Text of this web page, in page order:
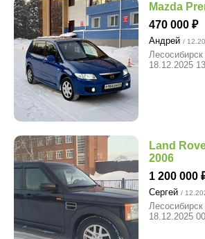
Mazda
470 000
Андрей /
Лесосибирск
18.12.2025
Land
2006
1 200 000
Сергей /
Лесосибирск
18.12.2025